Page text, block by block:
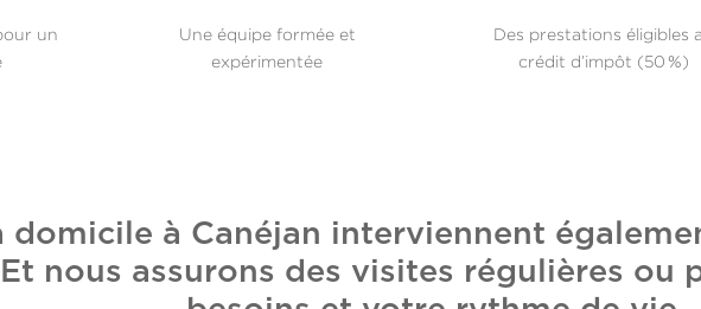
un
Une équipe formée et
expérimentée
Des prestations éligibles
crédit d’impôt (50 %)
domicile à Canéjan interviennent
nous assurons des visites régulières ou